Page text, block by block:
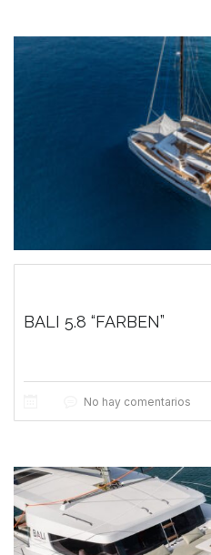
BALI 5.8 “FARBEN”
No hay comentarios